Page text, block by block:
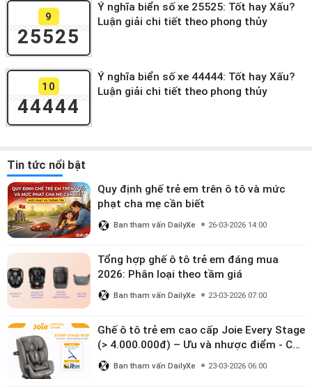
9
25525
Ý nghĩa biển số xe 25525: Tốt hay Xấu?
Luận giải chi tiết theo phong thủy
10
44444
Ý nghĩa biển số xe 44444: Tốt hay Xấu?
Luận giải chi tiết theo phong thủy
Tin tức nổi bật
Quy định ghế trẻ em trên ô tô và mức
phạt cha mẹ cần biết
Ban tham vấn DailyXe 26-03-2026 14:00
Tổng hợp ghế ô tô trẻ em đáng mua
2026: Phân loại theo tầm giá
Ban tham vấn DailyXe 23-03-2026 07:00
Ghế ô tô trẻ em cao cấp Joie Every Stage
(> 4.000.000đ) – Ưu và nhược điểm - Có
đáng đầu tư cho bé từ 0–12 tuổi?
Ban tham vấn DailyXe 23-03-2026 06:00